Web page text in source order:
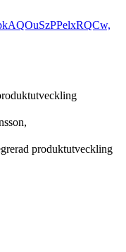
produktutveckling